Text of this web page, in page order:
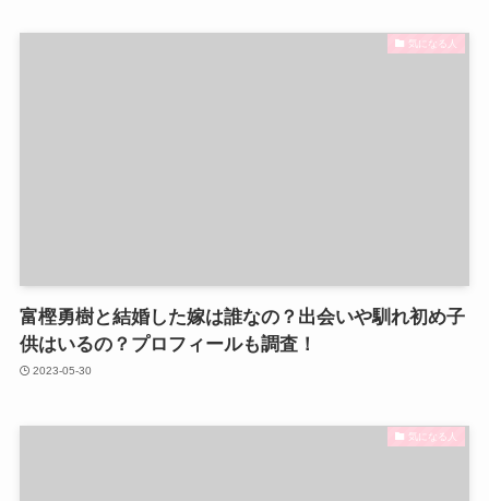
気になる人
富樫勇樹と結婚した嫁は誰なの？出会いや馴れ初め子
供はいるの？プロフィールも調査！
2023-05-30
気になる人